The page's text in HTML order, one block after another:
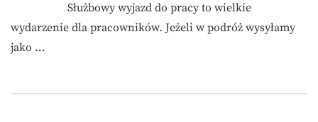
Służbowy wyjazd do pracy to wielkie
wydarzenie dla pracowników. Jeżeli w podróż wysyłamy
jako …